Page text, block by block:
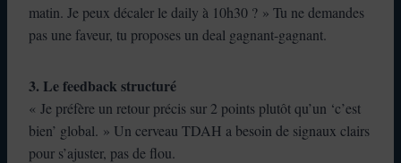
matin. Je peux décaler le daily à 10h30 ? » Tu ne demandes
pas une faveur, tu proposes un deal gagnant-gagnant.
3. Le feedback structuré
« Je préfère un retour précis sur 2 points plutôt qu’un ‘c’est
bien’ global. » Un cerveau TDAH a besoin de signaux clairs
pour s’ajuster, pas de flou.